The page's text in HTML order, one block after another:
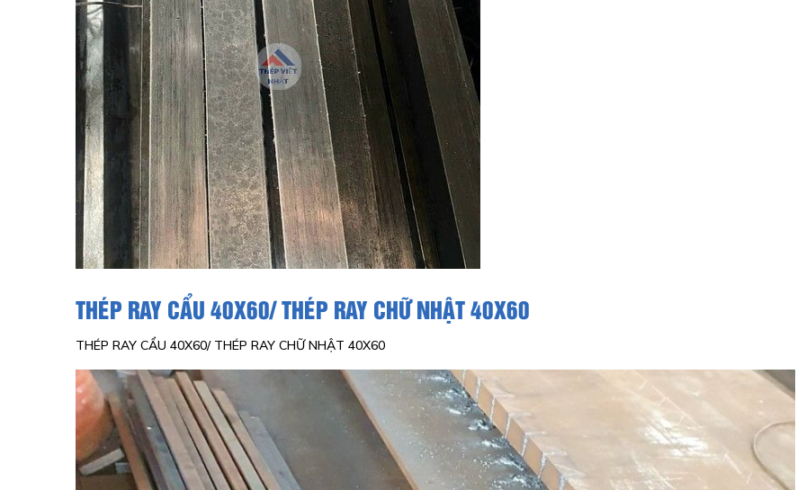
THÉP RAY CẨU 40X60/ THÉP RAY CHỮ NHẬT 40X60
THÉP RAY CẨU 40X60/ THÉP RAY CHỮ NHẬT 40X60